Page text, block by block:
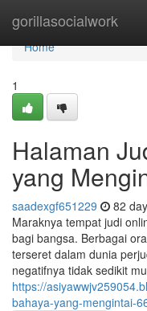
gorillasocialwork
Home
Home
1
Halaman
yang
saadexgf651229 82
Maraknya tempat judi
bagi bangsa. Berbagai
terseret dalam dunia
negatifnya tidak sedikit
https://
bahaya-yang-mengintai-